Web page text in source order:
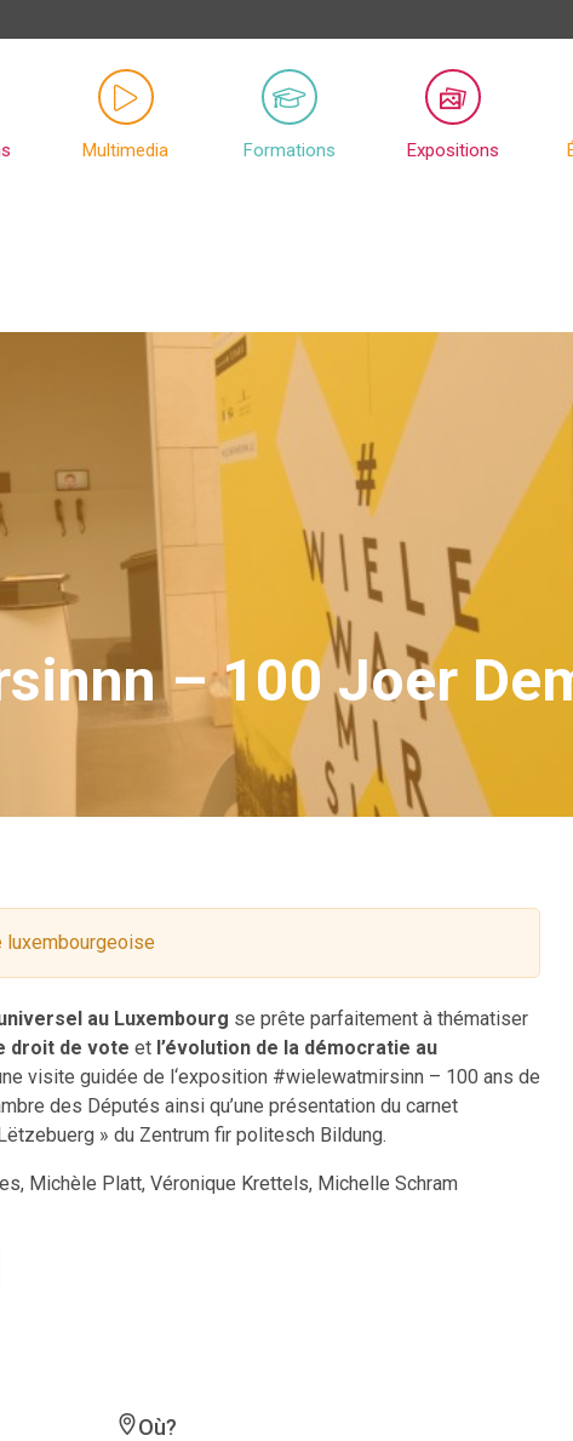
Multimedia Formations Expositions
– 100 Joer
luxembourgeoise
au Luxembourg se prête parfaitement à thématiser
droit de vote et l’évolution de la démocratie au
visite guidée de l‘exposition #wielewatmirsinn – 100 ans de
des Députés ainsi qu’une présentation du carnet
» du Zentrum fir politesch Bildung.
Michèle Platt, Véronique Krettels, Michelle Schram
Où?